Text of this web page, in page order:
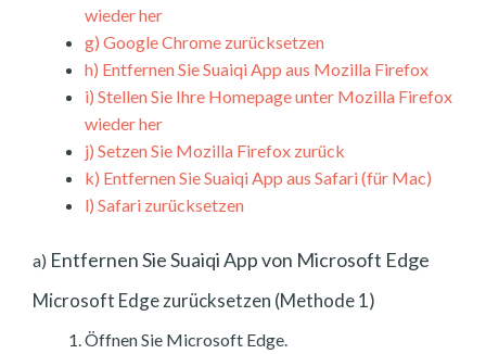
wieder her
g) Google Chrome zurücksetzen
h) Entfernen Sie Suaiqi App aus Mozilla Firefox
i) Stellen Sie Ihre Homepage unter Mozilla Firefox
wieder her
j) Setzen Sie Mozilla Firefox zurück
k) Entfernen Sie Suaiqi App aus Safari (für Mac)
l) Safari zurücksetzen
a) Entfernen Sie Suaiqi App von Microsoft Edge
Microsoft Edge zurücksetzen (Methode 1)
Öffnen Sie Microsoft Edge.